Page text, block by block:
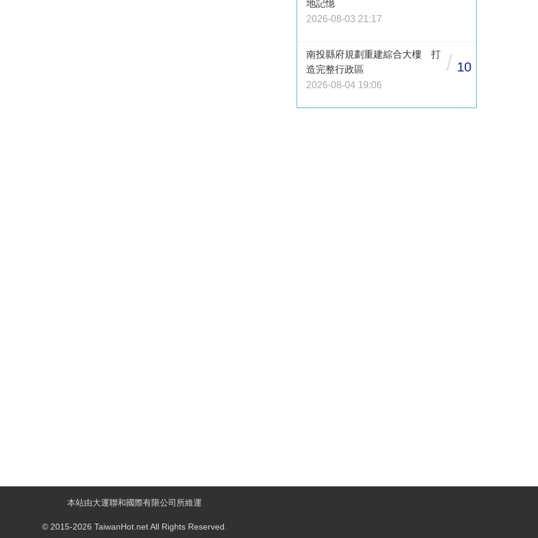
地記憶
2026-08-03 21:17
南投縣府規劃重建綜合大樓 打
造完整行政區
2026-08-04 19:06
/ 10
本站由大運聯和國際有限公司所維運
© 2015-2026 TaiwanHot.net All Rights Reserved.